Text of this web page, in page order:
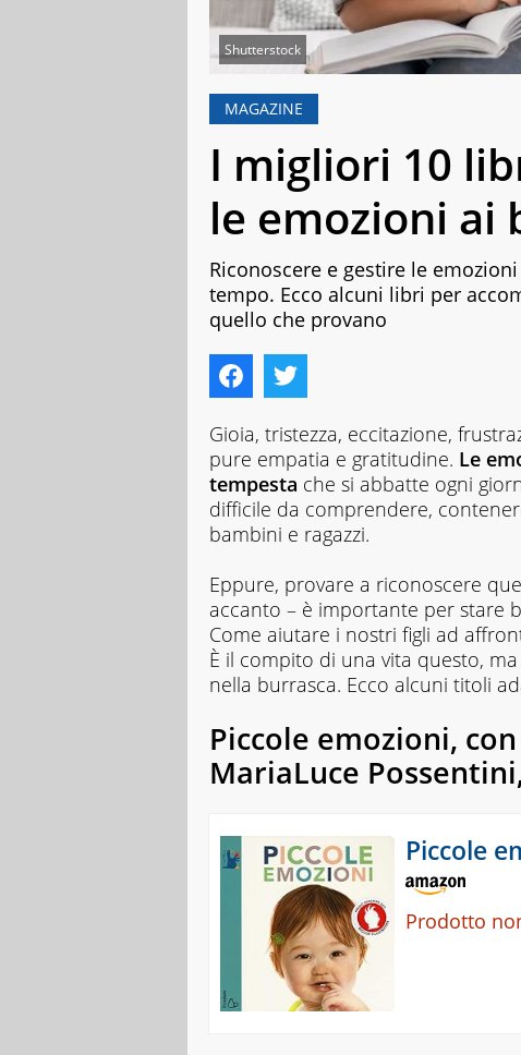
Shutterstock
MAGAZINE
I migliori 10
le emozioni ai
Riconoscere e gestire le
tempo. Ecco alcuni libri per
quello che provano
Gioia, tristezza, eccitazione,
pure empatia e gratitudine. Le
tempesta che si abbatte ogni
difficile da comprendere,
bambini e ragazzi.
Eppure, provare a riconoscere
accanto – è importante per stare
Come aiutare i nostri figli ad
È il compito di una vita questo,
nella burrasca. Ecco alcuni titoli
Piccole emozioni,
MariaLuce
Piccole
Prodotto